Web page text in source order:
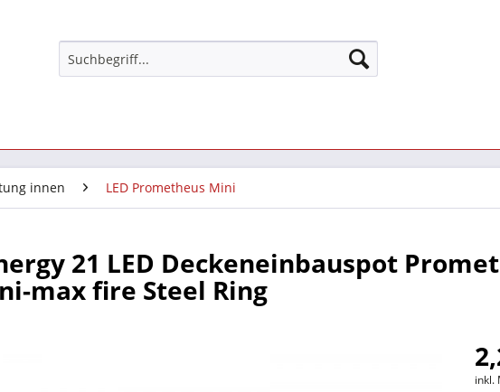
innen LED Prometheus Mini
21 LED Deckeneinbauspot
max fire Steel Ring
inkl.